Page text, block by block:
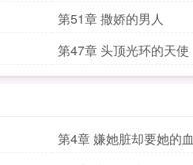
第51章 撒娇的男人
第47章 头顶光环的天使
第4章 嫌她脏却要她的血